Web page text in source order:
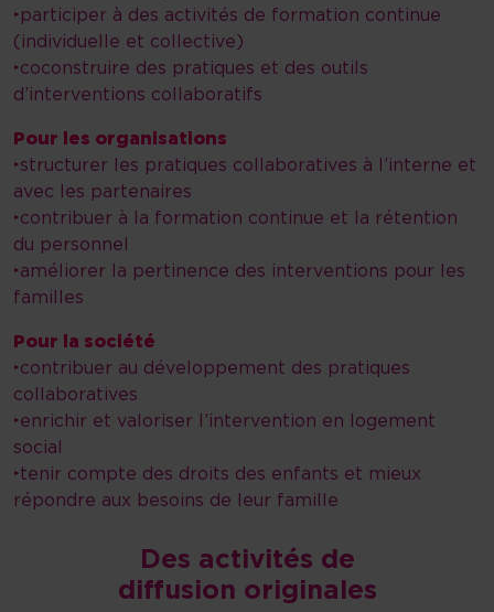
‣participer à des activités de formation continue
(individuelle et collective)
‣coconstruire des pratiques et des outils
d’interventions collaboratifs
Pour les organisations
‣structurer les pratiques collaboratives à l’interne et
avec les partenaires
‣contribuer à la formation continue et la rétention
du personnel
‣améliorer la pertinence des interventions pour les
familles
Pour la société
‣contribuer au développement des pratiques
collaboratives
‣enrichir et valoriser l’intervention en logement
social
‣tenir compte des droits des enfants et mieux
répondre aux besoins de leur famille
Des activités de
diffusion originales